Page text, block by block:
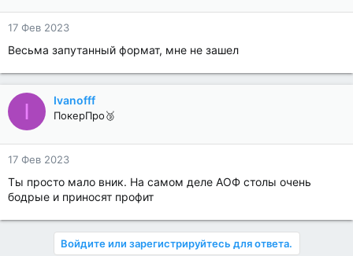
17 Фев 2023
Весьма запутанный формат, мне не зашел
I Ivanofff
ПокерПро🥉
17 Фев 2023
Ты просто мало вник. На самом деле АОФ столы очень
бодрые и приносят профит
Войдите или зарегистрируйтесь для ответа.